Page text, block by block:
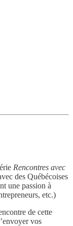
Rencontres avec
des Québécoises
une passion à
etc.)
de cette
vos